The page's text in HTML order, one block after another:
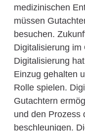
medizinischen
müssen
besuchen.
Digitalisierung im
Digitalisierung
Einzug gehalten
Rolle spielen.
Gutachtern
und den Prozess
beschleunigen.